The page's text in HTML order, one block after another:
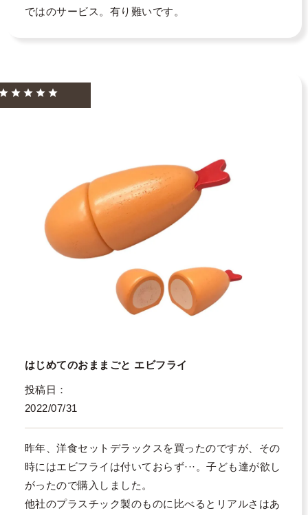
ではのサービス。有り難いです。
はじめてのおままごと エビフライ
投稿日
2022/07/31
昨年、洋食セットデラックスを買ったのですが、その
時にはエビフライは付いておらず···。子ども達が欲し
がったので購入しました。
他社のプラスチック製のものに比べるとリアルさはあ